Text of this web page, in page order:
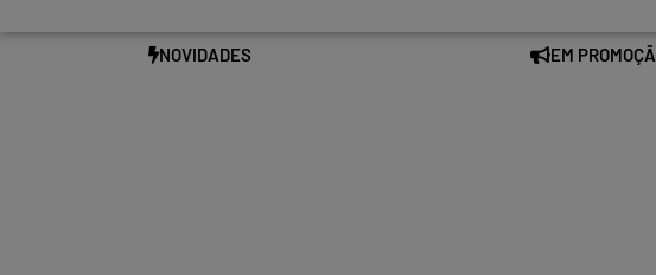
NOVIDADES EM